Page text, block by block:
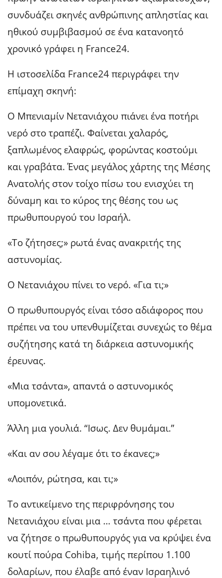
συνδυάζει σκηνές ανθρώπινης απληστίας και
ηθικού συμβιβασμού σε ένα κατανοητό
χρονικό γράφει η France24.
Η ιστοσελίδα France24 περιγράφει την
επίμαχη σκηνή:
Ο Μπενιαμίν Νετανιάχου πιάνει ένα ποτήρι
νερό στο τραπέζι. Φαίνεται χαλαρός,
ξαπλωμένος ελαφρώς, φορώντας κοστούμι
και γραβάτα. Ένας μεγάλος χάρτης της Μέσης
Ανατολής στον τοίχο πίσω του ενισχύει τη
δύναμη και το κύρος της θέσης του ως
πρωθυπουργού του Ισραήλ.
«Το ζήτησες;» ρωτά ένας ανακριτής της
αστυνομίας.
Ο Νετανιάχου πίνει το νερό. «Για τι;»
Ο πρωθυπουργός είναι τόσο αδιάφορος που
πρέπει να του υπενθυμίζεται συνεχώς το θέμα
συζήτησης κατά τη διάρκεια αστυνομικής
έρευνας.
«Μια τσάντα», απαντά ο αστυνομικός
υπομονετικά.
Άλλη μια γουλιά. “Ισως. Δεν θυμάμαι.”
«Και αν σου λέγαμε ότι το έκανες;»
«Λοιπόν, ρώτησα, και τι;»
Το αντικείμενο της περιφρόνησης του
Νετανιάχου είναι μια … τσάντα που φέρεται
να ζήτησε ο πρωθυπουργός για να κρύψει ένα
κουτί πούρα Cohiba, τιμής περίπου 1.100
δολαρίων, που έλαβε από έναν Ισραηλινό